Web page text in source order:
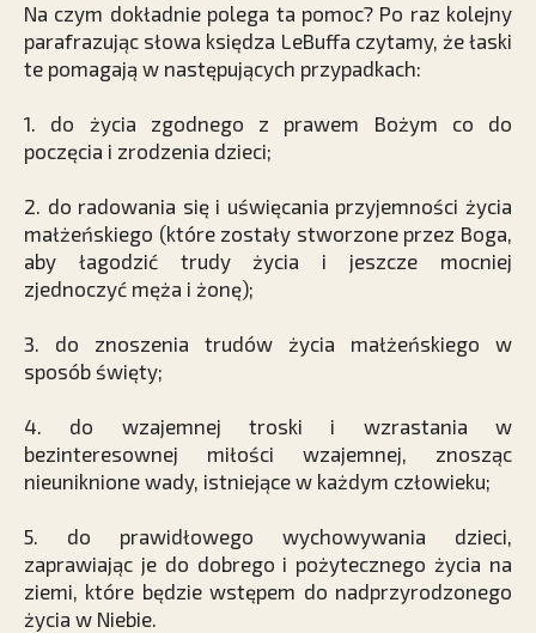
Na czym dokładnie polega ta pomoc? Po raz kolejny
parafrazując słowa księdza LeBuffa czytamy, że łaski
te pomagają w następujących przypadkach:
1. do życia zgodnego z prawem Bożym co do
poczęcia i zrodzenia dzieci;
2. do radowania się i uświęcania przyjemności życia
małżeńskiego (które zostały stworzone przez Boga,
aby łagodzić trudy życia i jeszcze mocniej
zjednoczyć męża i żonę);
3. do znoszenia trudów życia małżeńskiego w
sposób święty;
4. do wzajemnej troski i wzrastania w
bezinteresownej miłości wzajemnej, znosząc
nieuniknione wady, istniejące w każdym człowieku;
5. do prawidłowego wychowywania dzieci,
zaprawiając je do dobrego i pożytecznego życia na
ziemi, które będzie wstępem do nadprzyrodzonego
życia w Niebie.